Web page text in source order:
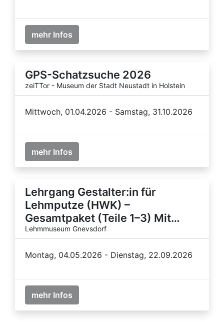
mehr Infos
GPS-Schatzsuche 2026
zeiTTor - Museum der Stadt Neustadt in Holstein
Mittwoch, 01.04.2026 - Samstag, 31.10.2026
mehr Infos
Lehrgang Gestalter:in für
Lehmputze (HWK) –
Gesamtpaket (Teile 1–3) Mit…
Lehmmuseum Gnevsdorf
Montag, 04.05.2026 - Dienstag, 22.09.2026
mehr Infos